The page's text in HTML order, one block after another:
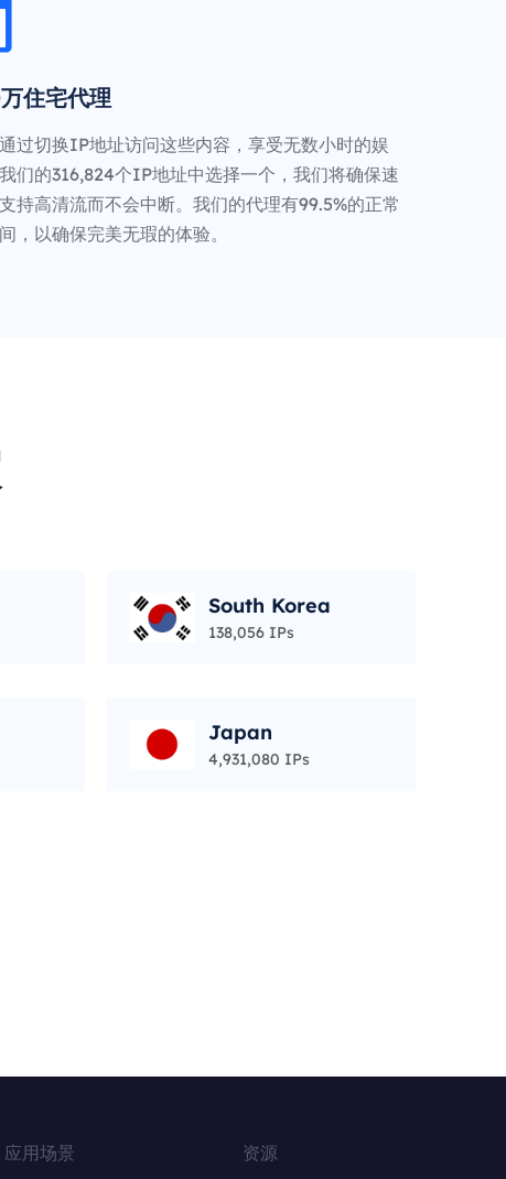
住宅代理
过切换IP地址访问这些内容，享受无数小时的娱
们的316,824个IP地址中选择一个，我们将确保速
持高清流而不会中断。我们的代理有99.5%的正常
，以确保完美无瑕的体验。
South Korea
138,056 IPs
Japan
4,931,080 IPs
应用场景 资源